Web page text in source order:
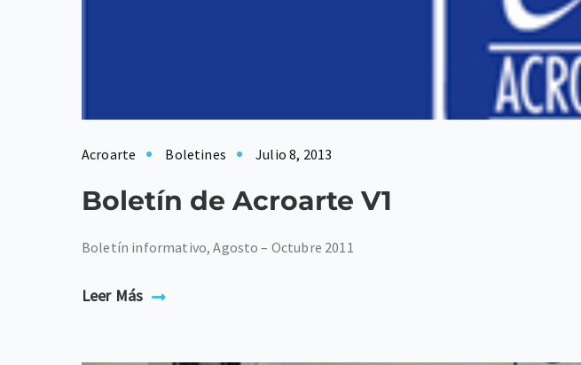
Acroarte Boletines Julio 8, 2013
Boletín de Acroarte V1
Boletín informativo, Agosto – Octubre 2011
Leer Más